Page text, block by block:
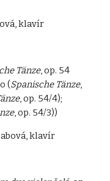
klavír
Tänze, op. 54
(Spanische Tänze,
, op. 54/4);
, op. 54/3))
klavír